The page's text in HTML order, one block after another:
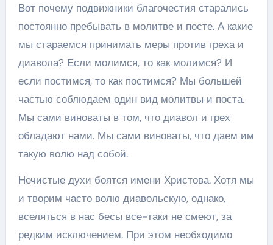
Вот почему подвижники благочестия старались
постоянно пребывать в молитве и посте. А какие
мы стараемся принимать меры против греха и
диавола? Если молимся, то как молимся? И
если постимся, то как постимся? Мы большей
частью соблюдаем один вид молитвы и поста.
Мы сами виноваты в том, что диавол и грех
обладают нами. Мы сами виноваты, что даем им
такую волю над собой.
Нечистые духи боятся имени Христова. Хотя мы
и творим часто волю диавольскую, однако,
вселяться в нас бесы все-таки не смеют, за
редким исключением. При этом необходимо